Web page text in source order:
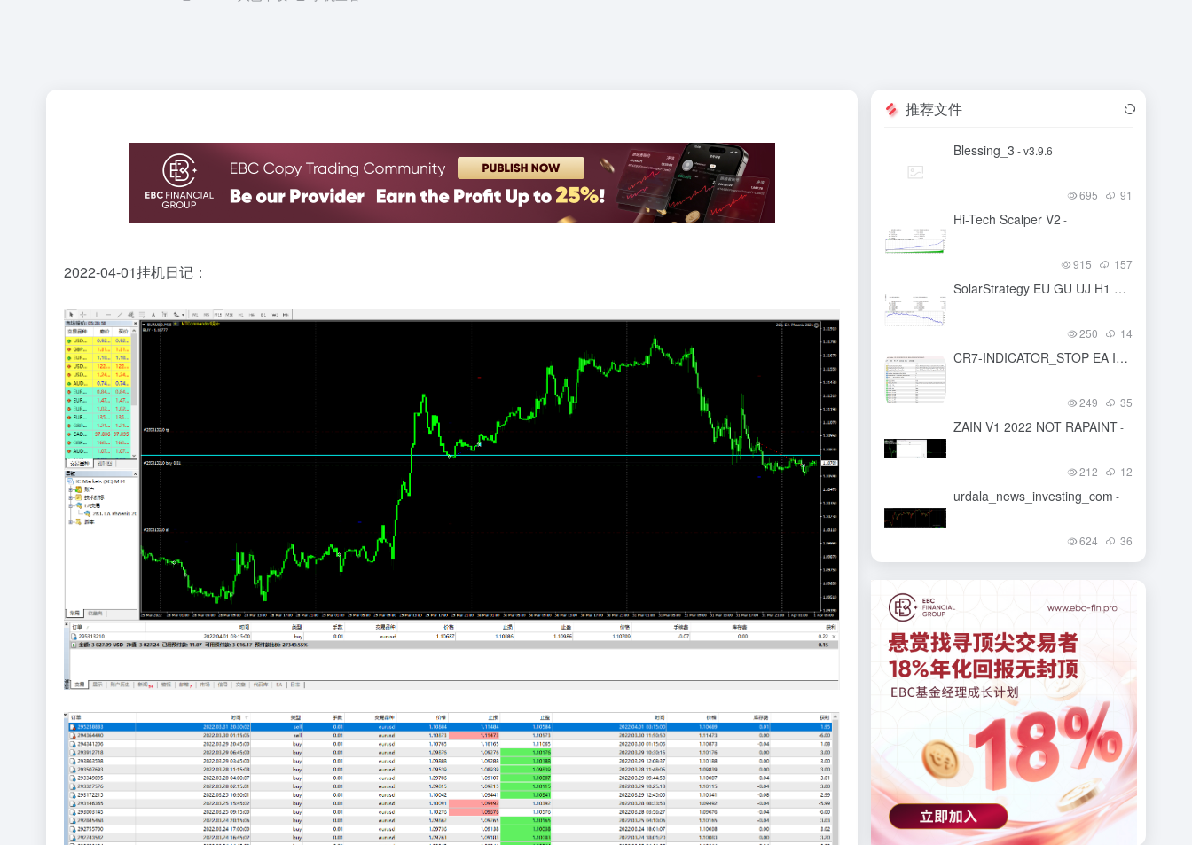
2022-04-01挂机日记：
推荐文件
Blessing_3 - v3.9.6
695 91
Hi-Tech Scalper V2 -
915 157
SolarStrategy EU GU UJ H1 2021 unli
250 14
CR7-INDICATOR_STOP EA IN NEWS AND RESTART AFTER NEWS
249 35
ZAIN V1 2022 NOT RAPAINT-
212 12
urdala_news_investing_com -
624 36